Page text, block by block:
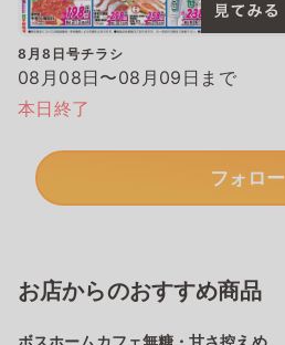
8月8日号チラシ
08月08日〜08月09日まで
本日終了
フォロー
お店からのおすすめ商品
ボスホームカフェ無糖・甘さ控えめ